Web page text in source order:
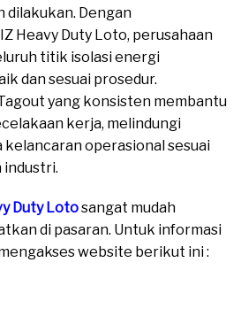
dilakukan. Dengan
Heavy Duty Loto, perusahaan
titik isolasi energi
dan sesuai prosedur.
yang konsisten membantu
kerja, melindungi
kelancaran operasional sesuai
industri.
Duty Lotosangat mudah
di pasaran. Untuk informasi
website berikut ini :